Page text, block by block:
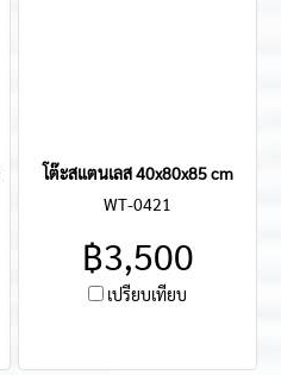
โต๊ะสแตนเลส 40x80x85 cm
WT-0421
฿3,500
เปรียบเทียบ